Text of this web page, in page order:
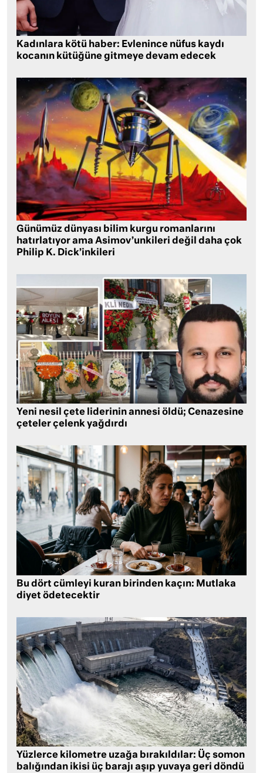
Kadınlara kötü haber: Evlenince nüfus kaydı
kocanın kütüğüne gitmeye devam edecek
Günümüz dünyası bilim kurgu romanlarını
hatırlatıyor ama Asimov’unkileri değil daha çok
Philip K. Dick’inkileri
Yeni nesil çete liderinin annesi öldü; Cenazesine
çeteler çelenk yağdırdı
Bu dört cümleyi kuran birinden kaçın: Mutlaka
diyet ödetecektir
Yüzlerce kilometre uzağa bırakıldılar: Üç somon
balığından ikisi üç barajı aşıp yuvaya geri döndü